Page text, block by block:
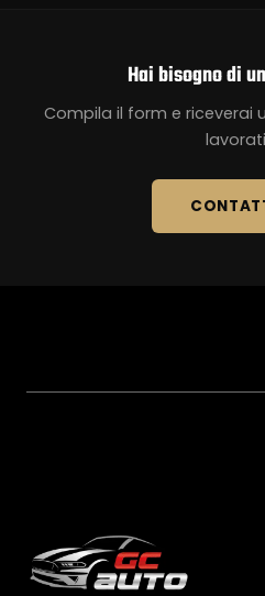
Hai bisogno di
Compila il form e riceverai